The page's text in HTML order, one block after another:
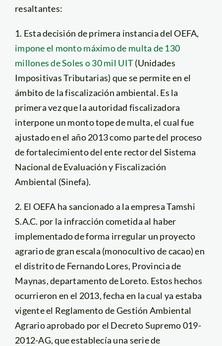
resaltantes:
1. Esta decisión de primera instancia del OEFA,
impone el monto máximo de multa de 130
millones de Soles o 30 mil UIT(Unidades
Impositivas Tributarias) que se permite en el
ámbito de la fiscalización ambiental. Es la
primera vez que la autoridad fiscalizadora
interpone un monto tope de multa, el cual fue
ajustado en el año 2013 como parte del proceso
de fortalecimiento del ente rector del Sistema
Nacional de Evaluación y Fiscalización
Ambiental (Sinefa).
2. El OEFA ha sancionado a la empresa Tamshi
S.A.C. por la infracción cometida al haber
implementado de forma irregular un proyecto
agrario de gran escala (monocultivo de cacao) en
el distrito de Fernando Lores, Provincia de
Maynas, departamento de Loreto. Estos hechos
ocurrieron en el 2013, fecha en la cual ya estaba
vigente el Reglamento de Gestión Ambiental
Agrario aprobado por el Decreto Supremo 019-
2012-AG, que establecía una serie de